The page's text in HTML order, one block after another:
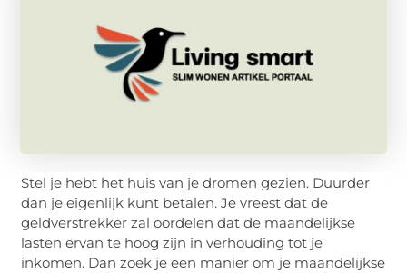
Stel je hebt het huis van je dromen gezien. Duurder
dan je eigenlijk kunt betalen. Je vreest dat de
geldverstrekker zal oordelen dat de maandelijkse
lasten ervan te hoog zijn in verhouding tot je
inkomen. Dan zoek je een manier om je maandelijkse